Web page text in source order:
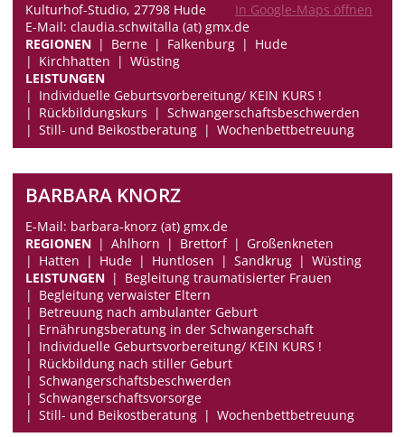
Kulturhof-Studio, 27798 Hude
In Google-Maps öffnen
E-Mail: claudia.schwitalla (at) gmx.de
REGIONEN
Berne Falkenburg
Hude
Kirchhatten
Wüsting
LEISTUNGEN
Individuelle Geburtsvorbereitung/ KEIN KURS !
Rückbildungskurs
Schwangerschaftsbeschwerden
Still- und Beikostberatung
Wochenbettbetreuung
BARBARA KNORZ
E-Mail: barbara-knorz (at) gmx.de
REGIONEN
Ahlhorn Brettorf
Großenkneten
Hatten
Hude Huntlosen Sandkrug
Wüsting
LEISTUNGEN
Begleitung traumatisierter Frauen
Begleitung verwaister Eltern
Betreuung nach ambulanter Geburt
Ernährungsberatung in der Schwangerschaft
Individuelle Geburtsvorbereitung/ KEIN KURS !
Rückbildung nach stiller Geburt
Schwangerschaftsbeschwerden
Schwangerschaftsvorsorge
Still- und Beikostberatung
Wochenbettbetreuung